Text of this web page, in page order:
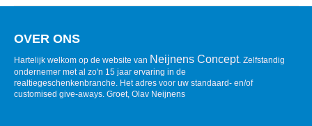
OVER ONS
Hartelijk welkom op de website van Neijnens Concept. Zelfstandig
ondernemer met al zo'n 15 jaar ervaring in de
realtiegeschenkenbranche. Het adres voor uw standaard- en/of
customised give-aways. Groet, Olav Neijnens